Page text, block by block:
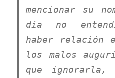
mencionar su
día no
haber relación
los malos
que